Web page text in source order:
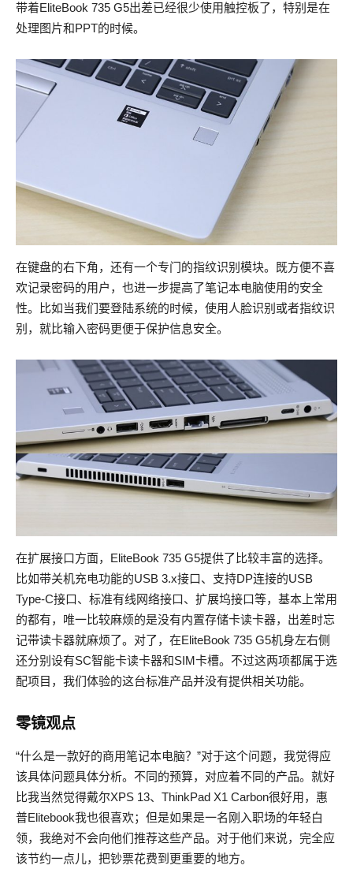
带着EliteBook 735 G5出差已经很少使用触控板了，特别是在
处理图片和PPT的时候。
在键盘的右下角，还有一个专门的指纹识别模块。既方便不喜
欢记录密码的用户，也进一步提高了笔记本电脑使用的安全
性。比如当我们要登陆系统的时候，使用人脸识别或者指纹识
别，就比输入密码更便于保护信息安全。
在扩展接口方面，EliteBook 735 G5提供了比较丰富的选择。
比如带关机充电功能的USB 3.x接口、支持DP连接的USB
Type-C接口、标准有线网络接口、扩展坞接口等，基本上常用
的都有，唯一比较麻烦的是没有内置存储卡读卡器，出差时忘
记带读卡器就麻烦了。对了，在EliteBook 735 G5机身左右侧
还分别设有SC智能卡读卡器和SIM卡槽。不过这两项都属于选
配项目，我们体验的这台标准产品并没有提供相关功能。
零镜观点
“什么是一款好的商用笔记本电脑？”对于这个问题，我觉得应
该具体问题具体分析。不同的预算，对应着不同的产品。就好
比我当然觉得戴尔XPS 13、ThinkPad X1 Carbon很好用，惠
普Elitebook我也很喜欢；但是如果是一名刚入职场的年轻白
领，我绝对不会向他们推荐这些产品。对于他们来说，完全应
该节约一点儿，把钞票花费到更重要的地方。